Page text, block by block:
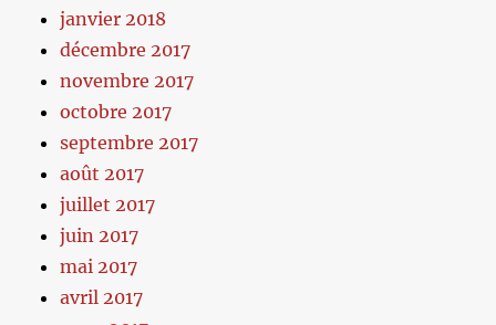
janvier 2018
décembre 2017
novembre 2017
octobre 2017
septembre 2017
août 2017
juillet 2017
juin 2017
mai 2017
avril 2017